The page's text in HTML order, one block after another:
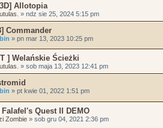
Allotopia
» ndz sie 25, 2024 5:15 pm
Commander
» pn mar 13, 2023 10:25 pm
] Welańskie Ścieżki
» sob maja 13, 2023 12:41 pm
» pt kwie 01, 2022 1:51 pm
Falafel's Quest II DEMO
Zombie » sob gru 04, 2021 2:36 pm